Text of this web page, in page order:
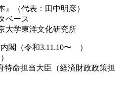
』（代表：田中明彦）
ベース
大学東洋文化研究所
閣（令和3.11.10〜 ）
特命担当大臣（経済財政政策担